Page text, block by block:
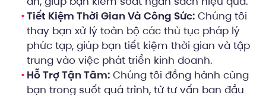
Tiết Kiệm Thời Gian Và Công Sức: Chúng tôi
thay bạn xử lý toàn bộ các thủ tục pháp lý
phức tạp, giúp bạn tiết kiệm thời gian và tập
trung vào việc phát triển kinh doanh.
Hỗ Trợ Tận Tâm: Chúng tôi đồng hành cùng
bạn trong suốt quá trình, từ tư vấn ban đầu